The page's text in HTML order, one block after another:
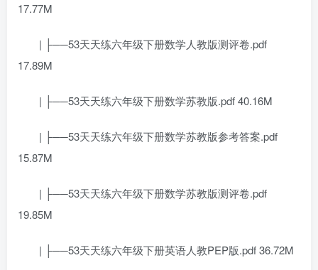
17.77M
| ├──53天天练六年级下册数学人教版测评卷.pdf
17.89M
| ├──53天天练六年级下册数学苏教版.pdf 40.16M
| ├──53天天练六年级下册数学苏教版参考答案.pdf
15.87M
| ├──53天天练六年级下册数学苏教版测评卷.pdf
19.85M
| ├──53天天练六年级下册英语人教PEP版.pdf 36.72M